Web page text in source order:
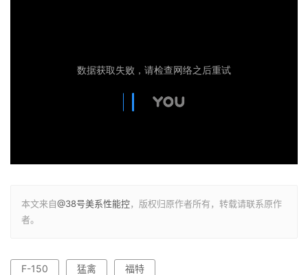
本文来自@38号美系性能控，版权归原作者所有，转载请联系原作
者。
F-150 猛禽 福特